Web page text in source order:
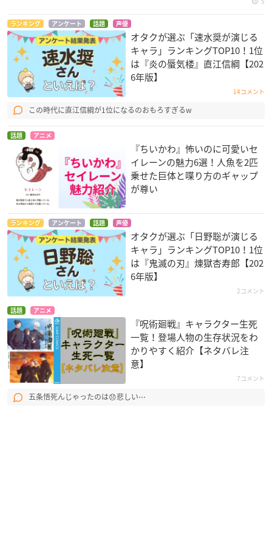
ランキング アンケート 話題 声優
オタクが選ぶ「速水奨が演じる
キャラ」ランキングTOP10！1位
は『炎の蜃気楼』直江信綱【202
6年版】
14コメント
この時代に直江信綱が1位になるのおもろすぎるw
話題 アニメ
『ちいかわ』怖いのに可愛いセ
イレーンの魅力6選！人魚を2匹
乗せた巨体と喋り方のギャップ
が尊い
ランキング アンケート 話題 声優
オタクが選ぶ「日野聡が演じる
キャラ」ランキングTOP10！1位
は『鬼滅の刃』煉󠄁獄杏寿郎【202
6年版】
2コメント
話題 アニメ
『呪術廻戦』キャラクター生死
一覧！登場人物の生存状況をわ
かりやすく紹介【ネタバレ注
意】
7コメント
五条悟死んじゃったのは😞悲しい⋯